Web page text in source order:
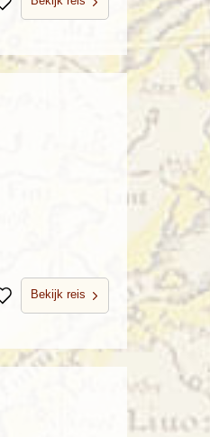
Bewaren
BewarenBekijk reis